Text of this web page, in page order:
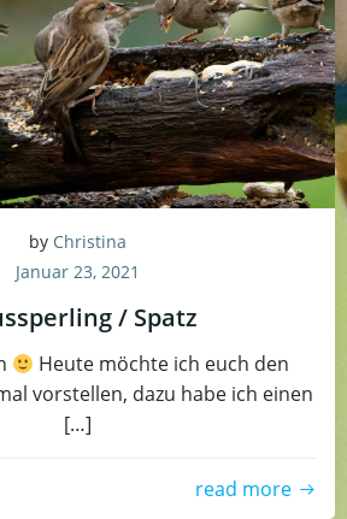
by Christina
Januar 23, 2021
/ Spatz
Heute möchte ich euch den
vorstellen, dazu habe ich einen
[…]
read more